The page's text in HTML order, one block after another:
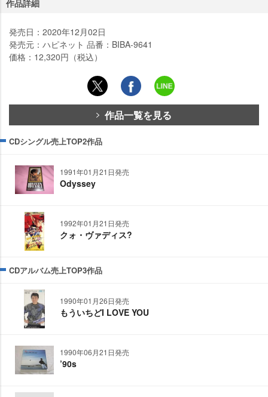
作品詳細
発売日：2020年12月02日
発売元：ハピネット 品番：BIBA-9641
価格：12,320円（税込）
作品一覧を見る
CDシングル売上TOP2作品
1991年01月21日発売
Odyssey
1992年01月21日発売
クォ・ヴァディス?
CDアルバム売上TOP3作品
1990年01月26日発売
もういちどI LOVE YOU
1990年06月21日発売
’90s